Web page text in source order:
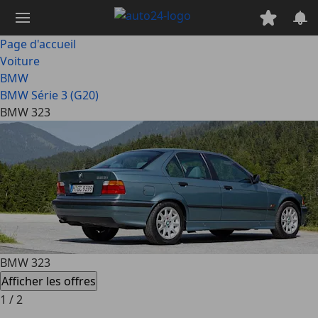
contenu
principal
Page d'accueil
Voiture
BMW
BMW Série 3 (G20)
BMW 323
BMW 323
Afficher les offres
1 /2